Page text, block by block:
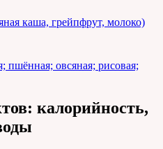
каша, грейпфрут, молоко)
пшённая; овсяная; рисовая;
калорийность,